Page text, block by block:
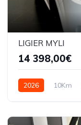
LIGIER MYLI
14 398,00€
2026 10Km